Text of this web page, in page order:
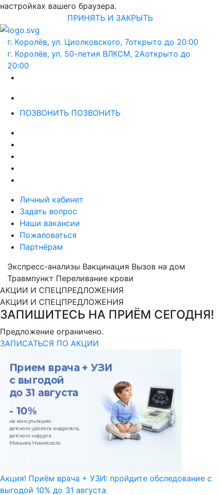
настройках вашего браузера.
ПРИНЯТЬ И ЗАКРЫТЬ
г. Королёв, ул. Циолковского, 7открыто до 20:00
г. Королёв, ул. 50-летия ВЛКСМ, 2Аоткрыто до
20:00
ПОЗВОНИТЬ ПОЗВОНИТЬ
Личный кабинет
Задать вопрос
Наши вакансии
Пожаловаться
Партнёрам
Экспресс-анализы Вакцинация Вызов на дом
Травмпункт Переливание крови
АКЦИИ И СПЕЦПРЕДЛОЖЕНИЯ
АКЦИИ И СПЕЦПРЕДЛОЖЕНИЯ
ЗАПИШИТЕСЬ НА ПРИЁМ СЕГОДНЯ!
Предложение ограничено.
ЗАПИСАТЬСЯ ПО АКЦИИ
Акция! Приём врача + УЗИ: пройдите обследование с
выгодой 10% до 31 августа